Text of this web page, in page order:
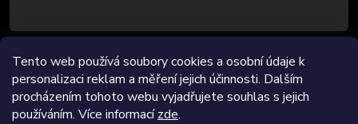
Tento web používá soubory cookies a osobní údaje k
personalizaci reklam a měření jejich účinnosti. Dalším
procházením tohoto webu vyjadřujete souhlas s jejich
používáním. Více informacízde.
Informace pro vás
Novinky